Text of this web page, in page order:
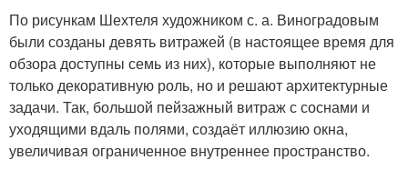
По рисункам Шехтеля художником с. а. Виноградовым
были созданы девять витражей (в настоящее время для
обзора доступны семь из них), которые выполняют не
только декоративную роль, но и решают архитектурные
задачи. Так, большой пейзажный витраж с соснами и
уходящими вдаль полями, создаёт иллюзию окна,
увеличивая ограниченное внутреннее пространство.